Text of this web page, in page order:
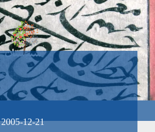
2005-12-21